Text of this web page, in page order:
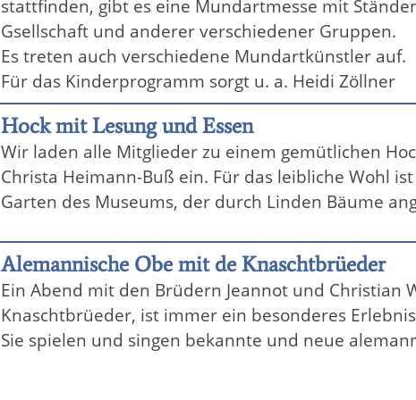
stattfinden, gibt es eine Mundartmesse mit
Gsellschaft und anderer verschiedener Gruppen.
Es treten auch verschiedene Mundartkünstler auf.
Für das Kinderprogramm sorgt u. a. Heidi Zöllner
Hock mit Lesung und Essen
Wir laden alle Mitglieder zu einem gemütlichen
Christa Heimann-Buß ein. Für das leibliche Wohl
Garten des Museums, der durch Linden Bäume
Alemannische Obe mit de Knaschtbrüeder
Ein Abend mit den Brüdern Jeannot und Christian
Knaschtbrüeder, ist immer ein besonderes
Sie spielen und singen bekannte und neue